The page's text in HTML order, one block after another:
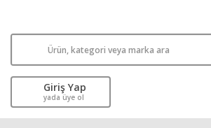
Giriş Yap
yada üye ol